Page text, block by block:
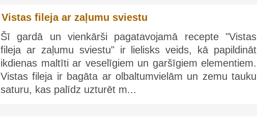
Vistas fileja ar zaļumu sviestu
Šī gardā un vienkārši pagatavojamā recepte "Vistas
fileja ar zaļumu sviestu" ir lielisks veids, kā papildināt
ikdienas maltīti ar veselīgiem un garšīgiem elementiem.
Vistas fileja ir bagāta ar olbaltumvielām un zemu tauku
saturu, kas palīdz uzturēt m...